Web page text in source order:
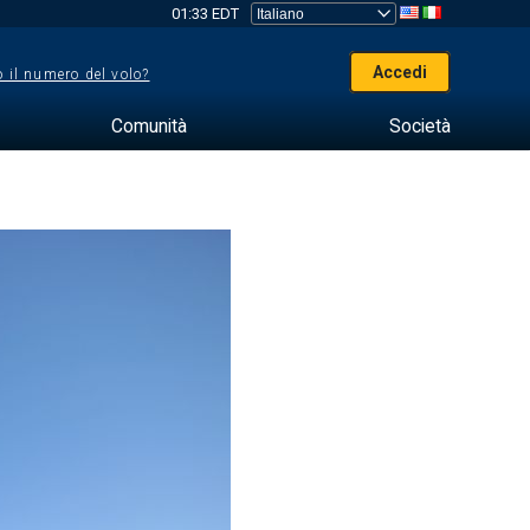
01:33 EDT
il numero del volo? Accedi
Comunità Società